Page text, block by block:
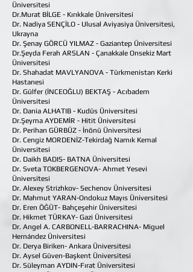
Üniversitesi
Dr.Murat BİLGE - Kırıkkale Üniversitesi
Dr. Nadiya SENÇİLO - Ulusal Aviyasiya Üniversitesi,
Ukrayna
Dr. Şenay GÖRCÜ YILMAZ - Gaziantep Üniversitesi
Dr.Şeyda Ferah ARSLAN - Çanakkale Onsekiz Mart
Üniversitesi
Dr. Shahadat MAVLYANOVA - Türkmenistan Kerki
Hastanesi
Dr. Gülfer (İNCEOĞLU) BEKTAŞ - Acıbadem
Üniversitesi
Dr. Dania ALHATIB - Kudüs Üniversitesi
Dr.Şeyma AYDEMİR - Hitit Üniversitesi
Dr. Perihan GÜRBÜZ - İnönü Üniversitesi
Dr. Cengiz MORDENİZ-Tekirdağ Namık Kemal
Üniversitesi
Dr. Daikh BADIS- BATNA Üniversitesi
Dr. Sveta TOKBERGENOVA- Ahmet Yesevi
Üniversitesi
Dr. Alexey Strizhkov- Sechenov Üniversitesi
Dr. Mahmut YARAN-Ondokuz Mayıs Üniversitesi
Dr. Eren ÖĞÜT- Bahçeşehir Üniversitesi
Dr. Hikmet TÜRKAY- Gazi Üniversitesi
Dr. Angel A. CARBONELL-BARRACHINA- Miguel
Hernández Üniversitesi
Dr. Derya Biriken- Ankara Üniversitesi
Dr. Aysel Güven-Başkent Üniversitesi
Dr. Süleyman AYDIN-Fırat Üniversitesi